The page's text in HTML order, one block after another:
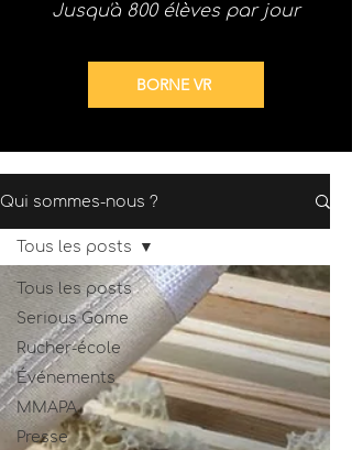
Jusqu'à 800 élèves par jour
BORNE VR
Qui sommes-nous ?
Tous les posts
Serious Game
Rucher-école
Événements
MMAPA
Presse
Tous les posts